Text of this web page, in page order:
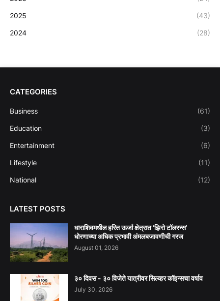
2025 (43)
2024 (28)
CATEGORIES
Business (61)
Education (3)
Entertainment (6)
Lifestyle (11)
National (12)
LATEST POSTS
धाराशिवमधील हरित ऊर्जा क्षेत्रात ‘झिरो टॉलरन्स’
धोरणाच्या अधिक प्रभावी अंमलबजावणीची गरज
August 01, 2026
३० दिवस - ३० विजेते यात्रीवर सिल्व्हर कॉइन्सचा वर्षाव
July 30, 2026